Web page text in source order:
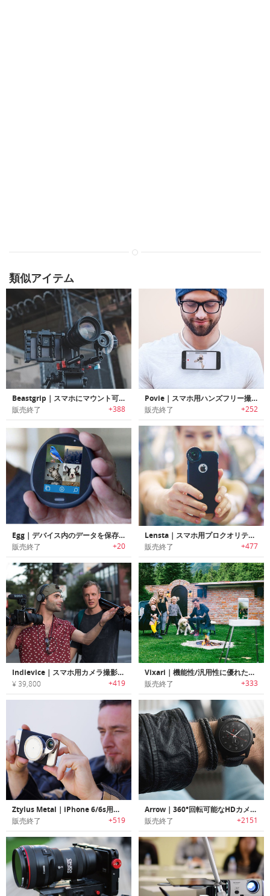
類似アイテム
Beastgrip｜スマホにマウント可能なDOFアダプター/ワイドアングルレンズキット付きカメラグリップ
販売終了 +388
Povie｜スマホ用ハンズフリー撮影ネックレス「ポビー」
販売終了 +252
Egg｜デバイス内のデータを保存/共有/保護可能なパーソナルウェブデバイス「エッグ」
販売終了 +20
Lensta｜スマホ用プロクオリティー高解像度レンズ「レンスタ」
販売終了 +477
Indievice｜スマホ用カメラ撮影アクセサリーキットカメラキット「インディバイス」
¥ 39,800 +419
Vixari｜機能性/汎用性に優れたポータブルトライポッド「ヴィクサリー」
販売終了 +333
Ztylus Metal｜iPhone 6/6s用リボルバー式レンズアタッチメント搭載ケース
販売終了 +519
Arrow｜360°回転可能なHDカメラ搭載スマートウォッチ「アロー」
販売終了 +2151